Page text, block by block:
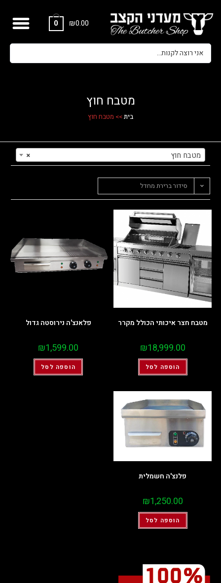
₪0.00
0
מטבח חוץ
בית>> מטבח חוץ
× מטבח חוץ
סידור ברירת מחדל
מטבח חצר איכותי הכולל מקרר
₪18,999.00
הוספה לסל
פלאנצ'ה נירוסטה גדול
₪1,599.00
הוספה לסל
פלנצ'ה חשמלית
₪1,250.00
הוספה לסל